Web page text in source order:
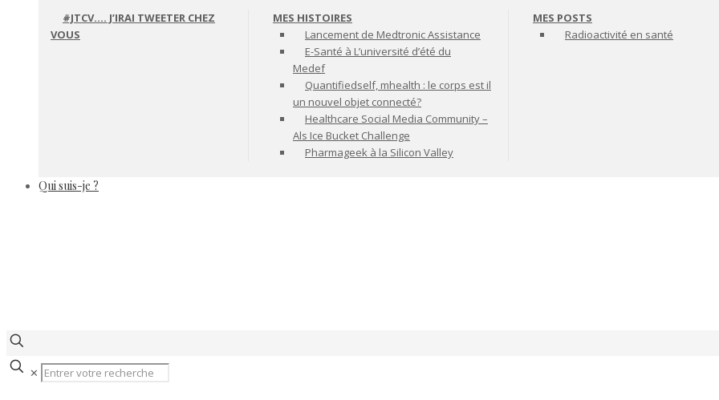
#JTCV…. J’IRAI TWEETER CHEZ
VOUS
MES HISTOIRES
Lancement de Medtronic Assistance
E-Santé à L’université d’été du
Medef
Quantifiedself, mhealth : le corps est il
un nouvel objet connecté?
Healthcare Social Media Community –
Als Ice Bucket Challenge
Pharmageek à la Silicon Valley
MES POSTS
Radioactivité en santé
Qui suis-je ?
✕